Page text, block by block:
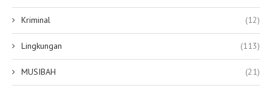
Kriminal (12)
Lingkungan (113)
MUSIBAH (21)